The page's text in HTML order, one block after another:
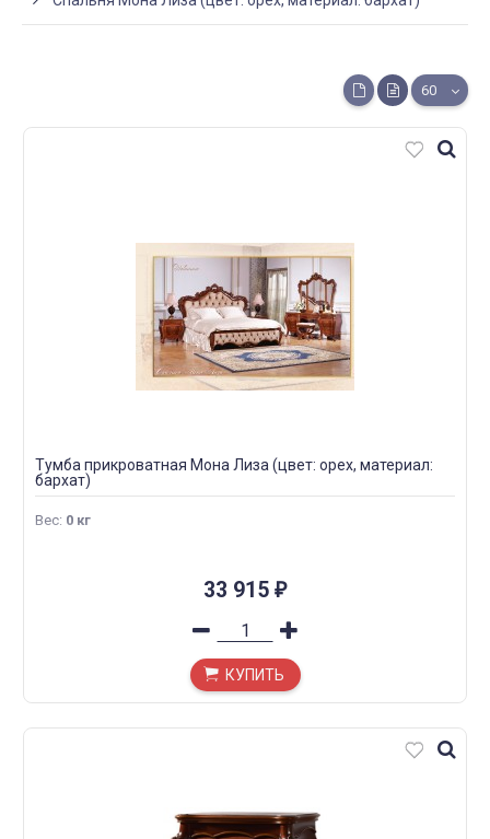
60
Тумба прикроватная Мона Лиза (цвет: орех, материал:
бархат)
Вес: 0 кг
33 915 ₽
КУПИТЬ